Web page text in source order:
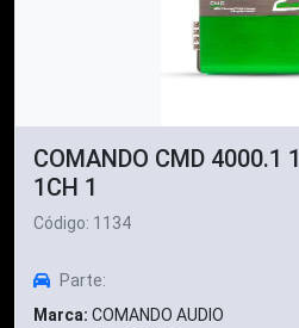
COMANDO CMD 4000.1
1CH 1
Código: 1134
Parte:
Marca: COMANDO AUDIO